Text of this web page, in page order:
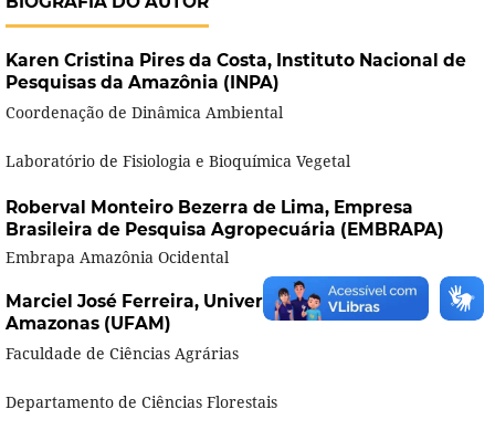
Karen Cristina Pires da Costa, Instituto Nacional de
Pesquisas da Amazônia (INPA)
Coordenação de Dinâmica Ambiental
Laboratório de Fisiologia e Bioquímica Vegetal
Roberval Monteiro Bezerra de Lima, Empresa
Brasileira de Pesquisa Agropecuária (EMBRAPA)
Embrapa Amazônia Ocidental
Marciel José Ferreira, Universidade Federal do
Amazonas (UFAM)
Faculdade de Ciências Agrárias
Departamento de Ciências Florestais